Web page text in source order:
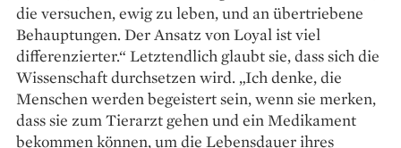
die versuchen, ewig zu leben, und an übertriebene
Behauptungen. Der Ansatz von Loyal ist viel
differenzierter.“ Letztendlich glaubt sie, dass sich die
Wissenschaft durchsetzen wird. „Ich denke, die
Menschen werden begeistert sein, wenn sie ­merken,
dass sie zum Tierarzt gehen und ein Medikament
bekommen können, um die Lebensdauer ihres